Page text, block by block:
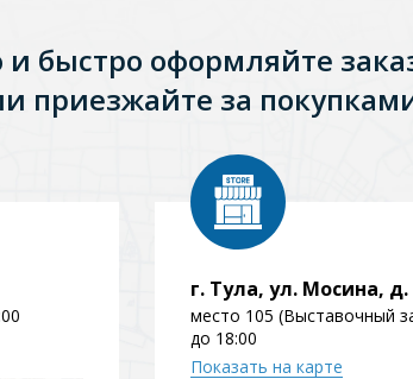
и быстро оформляйте
приезжайте за
г. Тула, ул. Мосина,
место 105 (Выставочный
до 18:00
Показать на карте